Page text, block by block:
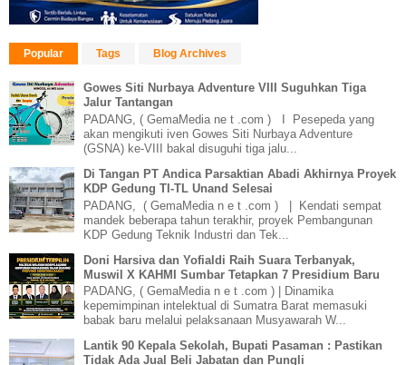
Popular Tags Blog Archives
Gowes Siti Nurbaya Adventure VIII Suguhkan Tiga
Jalur Tantangan
PADANG, ( GemaMedia ne t .com ) I Pesepeda yang
akan mengikuti iven Gowes Siti Nurbaya Adventure
(GSNA) ke-VIII bakal disuguhi tiga jalu...
Di Tangan PT Andica Parsaktian Abadi Akhirnya Proyek
KDP Gedung TI-TL Unand Selesai
PADANG, ( GemaMedia n e t .com ) | Kendati sempat
mandek beberapa tahun terakhir, proyek Pembangunan
KDP Gedung Teknik Industri dan Tek...
Doni Harsiva dan Yofialdi Raih Suara Terbanyak,
Muswil X KAHMI Sumbar Tetapkan 7 Presidium Baru
PADANG, ( GemaMedia n e t .com ) | Dinamika
kepemimpinan intelektual di Sumatra Barat memasuki
babak baru melalui pelaksanaan Musyawarah W...
Lantik 90 Kepala Sekolah, Bupati Pasaman : Pastikan
Tidak Ada Jual Beli Jabatan dan Pungli